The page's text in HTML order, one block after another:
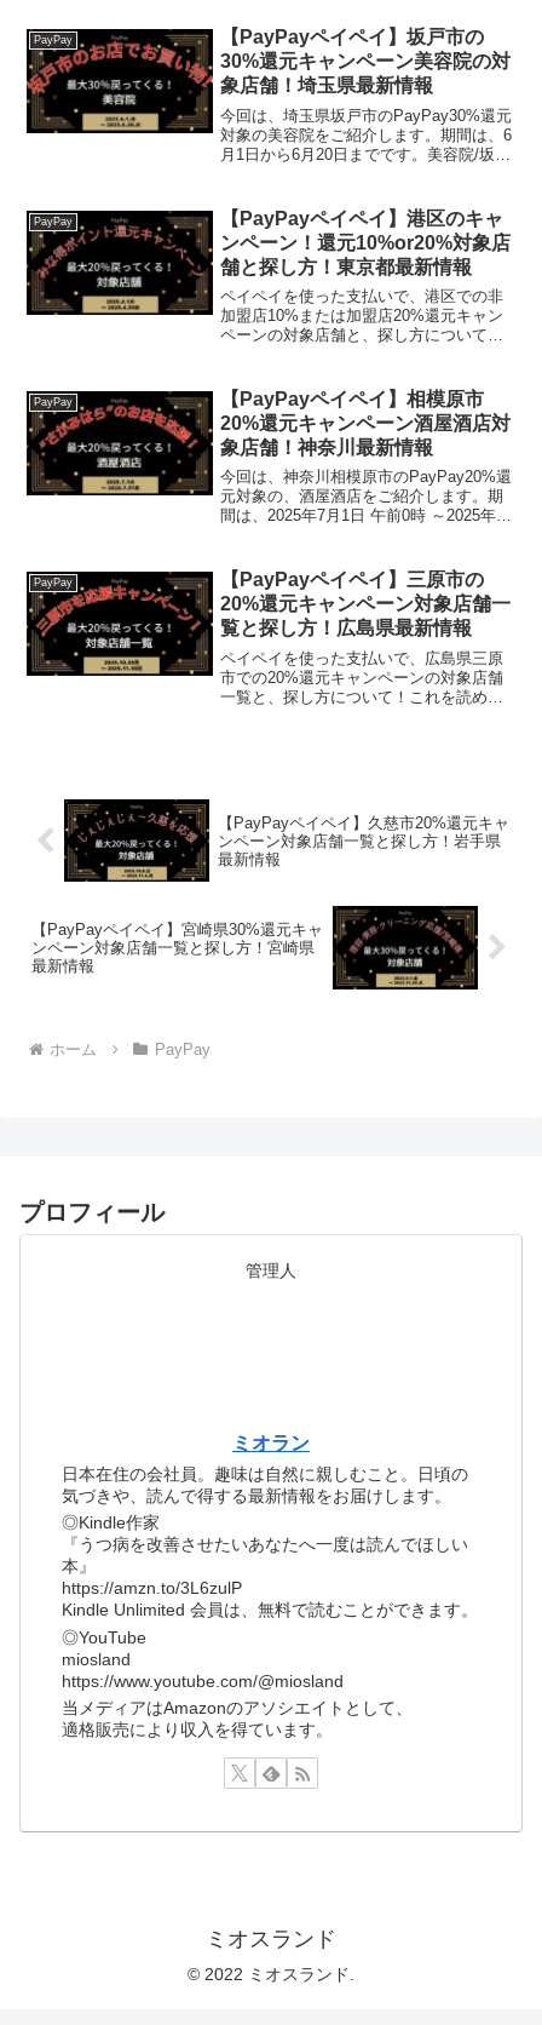
になりま...
PayPay
【PayPayペイペイ】坂戸市の
30%還元キャンペーン美容院の対
象店舗！埼玉県最新情報
今回は、埼玉県坂戸市のPayPay30%還元
対象の美容院をご紹介します。期間は、6
月1日から6月20日までです。美容院/坂戸
サイト / ホットペッパー ビューティ
ー ←...
PayPay
【PayPayペイペイ】港区のキャ
ンペーン！還元10%or20%対象店
舗と探し方！東京都最新情報
ペイペイを使った支払いで、港区での非
加盟店10%または加盟店20%還元キャン
ペーンの対象店舗と、探し方について！
ン!」の、対象店舗とその探し方がわかり
ます。(func...
PayPay
【PayPayペイペイ】相模原市
20%還元キャンペーン酒屋酒店対
象店舗！神奈川最新情報
今回は、神奈川相模原市のPayPay20%還
元対象の、酒屋酒店をご紹介します。期
間は、2025年7月1日 午前0時 ～2025年7
になりま...
PayPay
【PayPayペイペイ】三原市の
20%還元キャンペーン対象店舗一
覧と探し方！広島県最新情報
ペイペイを使った支払いで、広島県三原
市での20%還元キャンペーンの対象店舗
一覧と、探し方について！これを読め
【PayPayペイペイ】久慈市20%還元キャ
ンペーン対象店舗一覧と探し方！岩手県
最新情報
【PayPayペイペイ】宮崎県30%還元キャ
ンペーン対象店舗一覧と探し方！宮崎県
最新情報
ホーム PayPay
プロフィール
管理人
ミオラン
日本在住の会社員。趣味は自然に親しむこと。日頃の
気づきや、読んで得する最新情報をお届けします。
◎Kindle作家
『うつ病を改善させたいあなたへ一度は読んでほしい
本』
https://amzn.to/3L6zulP
Kindle Unlimited 会員は、無料で読むことができます。
◎YouTube
miosland
https://www.youtube.com/@miosland
当メディアはAmazonのアソシエイトとして、
適格販売により収入を得ています。
ミオスランド
© 2022 ミオスランド.